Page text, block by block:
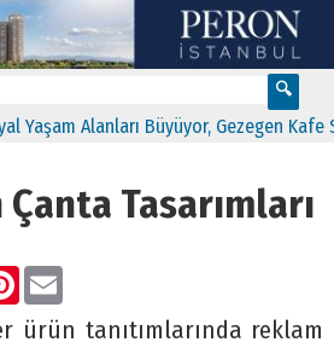
Alanları Büyüyor, Gezegen Kafe
Tasarımları
Pinterest
Email
ürün tanıtımlarında reklam